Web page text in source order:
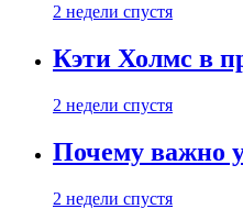
2 недели спустя
Кэти Холмс в
2 недели спустя
Почему важно
2 недели спустя